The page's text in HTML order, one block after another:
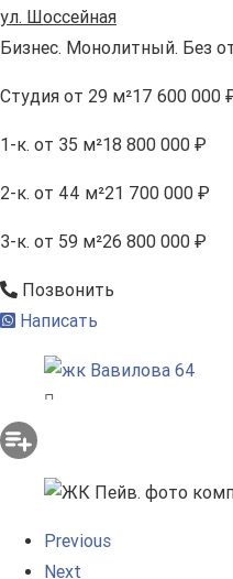
ул. Шоссейная
Бизнес. Монолитный. Без
Студия от 29 м²17 600 000
1-к. от 35 м²18 800 000 ₽
2-к. от 44 м²21 700 000 ₽
3-к. от 59 м²26 800 000 ₽
Позвонить
Написать
Previous
Next